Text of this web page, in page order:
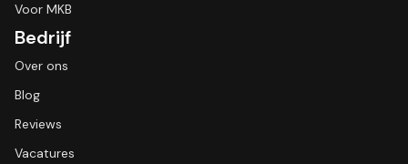
Voor MKB
Bedrijf
Over ons
Blog
Reviews
Vacatures